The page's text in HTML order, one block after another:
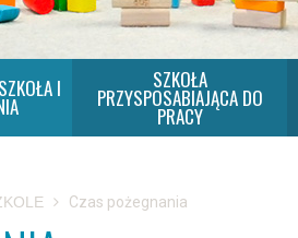
I SZKOŁA
PRZYSPOSABIAJĄCA DO
PRACY
Czas pożegnania